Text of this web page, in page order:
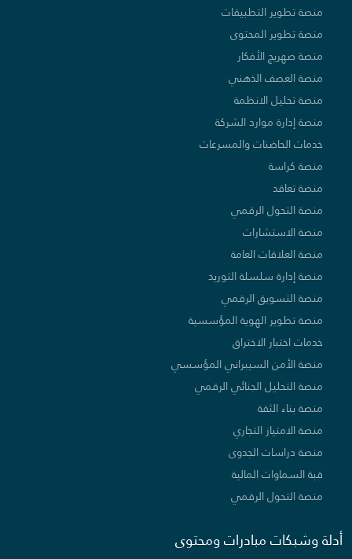
منصة تطوير التطبيقات
منصة تطوير المحتوى
منصة صهريج الأفكار
منصة العصف الذهني
منصة تحليل الانظمة
منصة إدارة موارد الشركة
خدمات الحاضنات والمسرعات
منصة كراسة
منصة تعاقد
منصة التحول الرقمي
منصة الاستشارات
منصة العلاقات العامة
منصة إدارة سلسلة التوريد
منصة التسويق الرقمي
منصة تطوير الهوية المؤسسية
خدمات اختبار الاختراق
منصة الأمن السيبراني المؤسسي
منصة التحليل الجنائي الرقمي
منصة بناء الثقة
منصة الامتياز التجاري
منصة دراسات الجدوى
قبة السماوات المالية
منصة التحول الرقمي
أدلة وشبكات مبادرات ومحتوى